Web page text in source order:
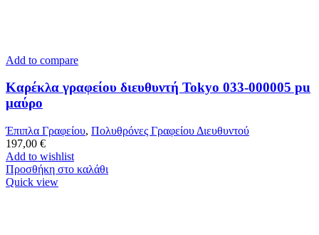
Add to compare
Καρέκλα γραφείου διευθυντή Tokyo 033-000005 pu
μαύρο
Έπιπλα Γραφείου, Πολυθρόνες Γραφείου Διευθυντού
197,00 €
Add to wishlist
Προσθήκη στο καλάθι
Quick view